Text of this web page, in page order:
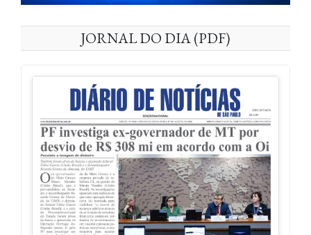
JORNAL DO DIA (PDF)